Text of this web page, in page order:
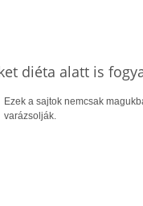
diéta alatt is
Ezek a sajtok nemcsak
varázsolják.